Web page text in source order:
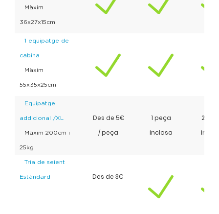
Màxim
36x27x15cm
1 equipatge de
cabina
Màxim
55x35x25cm
Equipatge
addicional /XL
Màxim 200cm i
25kg
Des de 5€
/ peça
1 peça
inclosa
2
Tria de seient
Estàndard Des de 3€